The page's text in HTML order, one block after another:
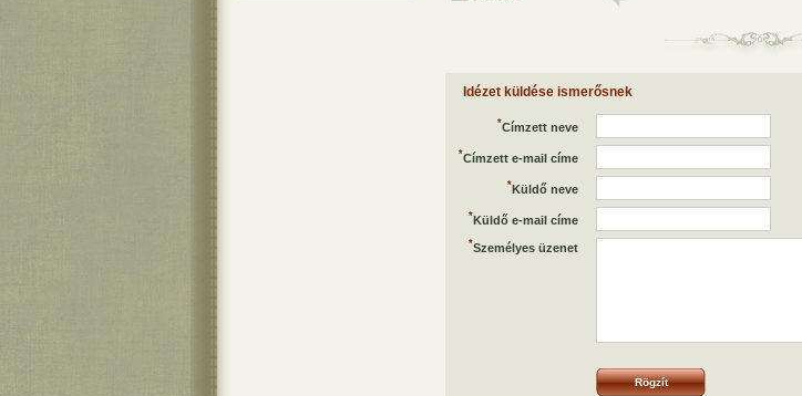
Idézet küldése ismerősnek
*Címzett neve
*Címzett e-mail címe
*Küldő neve
*Küldő e-mail címe
*Személyes üzenet
Rögzít